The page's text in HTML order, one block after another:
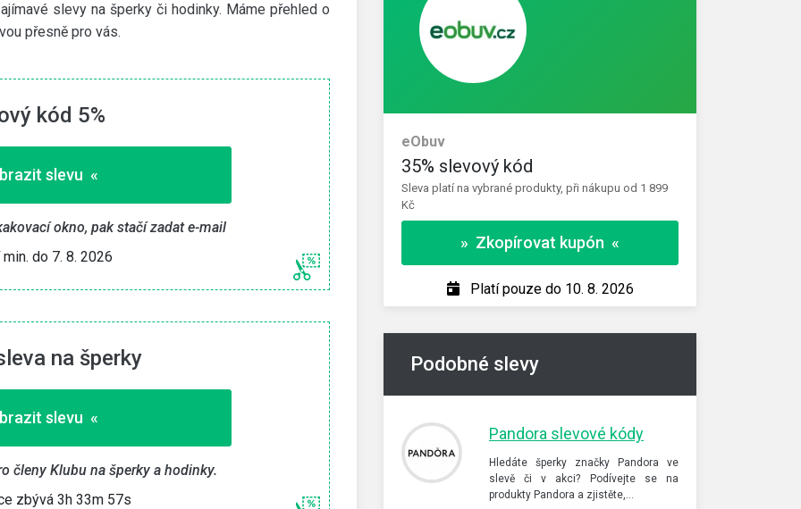
slevy na šperky či hodinky. Máme přehled o
přesně pro vás.
kód 5%
slevu «
okno, pak stačí zadat e-mail
do 7. 8. 2026
na šperky
slevu «
členy Klubu na šperky a hodinky.
zbývá 3h 33m 56s
Zaregistrujte se do věrnostního programu a získejte
bonus až 4 000 Kč.
Platí min. do 7. 8. 2026
eObuv
35% slevový kód
Sleva platí na vybrané produkty, při nákupu od 1 899
Kč
» Zkopírovat kupón «
Platí pouze do 10. 8. 2026
Podobné slevy
Pandora slevové kódy
Hledáte šperky značky Pandora ve
slevě či v akci? Podívejte se na
produkty Pandora a zjistěte,…